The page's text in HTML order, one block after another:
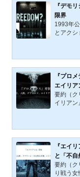
ー: ニュ
デザイン
ガード像
から
『デモ
限界
1993年
とアク
という皮
も犯罪も
は、厳
かし、そ
理によっ
撼させ
『プロ
エイリア
要約（ク
イリアン
を試すの
て、生き
は、エ
鎖をた
仰、生存
説明にと
『エイ
と「不
要約（ク
り戦う